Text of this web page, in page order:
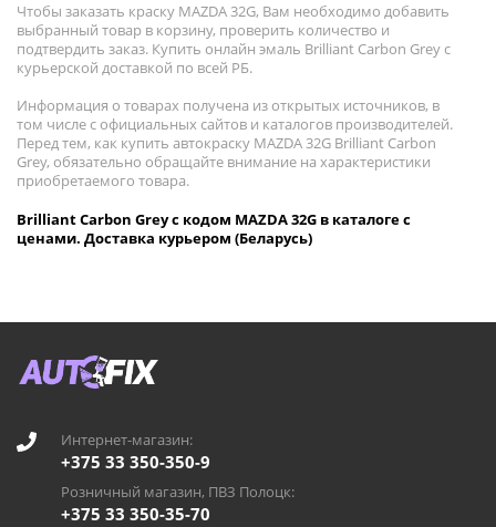
Чтобы заказать краску MAZDA 32G, Вам необходимо добавить
выбранный товар в корзину, проверить количество и
подтвердить заказ. Купить онлайн эмаль Brilliant Carbon Grey с
курьерской доставкой по всей РБ.
Информация о товарах получена из открытых источников, в
том числе с официальных сайтов и каталогов производителей.
Перед тем, как купить автокраску MAZDA 32G Brilliant Carbon
Grey, обязательно обращайте внимание на характеристики
приобретаемого товара.
Brilliant Carbon Grey с кодом MAZDA 32G в каталоге с
ценами. Доставка курьером (Беларусь)
Интернет-магазин:
+375 33 350-350-9
Розничный магазин, ПВЗ Полоцк:
+375 33 350-35-70